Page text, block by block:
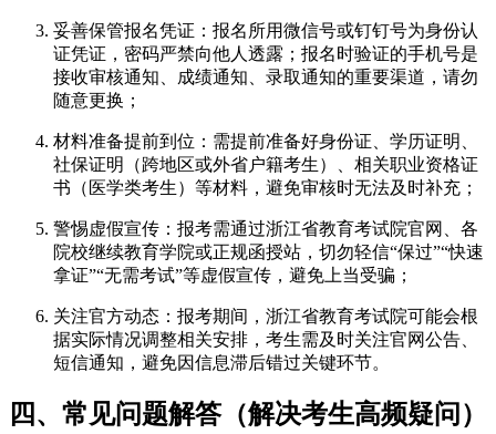
妥善保管报名凭证：报名所用微信号或钉钉号为身份认
证凭证，密码严禁向他人透露；报名时验证的手机号是
接收审核通知、成绩通知、录取通知的重要渠道，请勿
随意更换；
材料准备提前到位：需提前准备好身份证、学历证明、
社保证明（跨地区或外省户籍考生）、相关职业资格证
书（医学类考生）等材料，避免审核时无法及时补充；
警惕虚假宣传：报考需通过浙江省教育考试院官网、各
院校继续教育学院或正规函授站，切勿轻信“保过”“快速
拿证”“无需考试”等虚假宣传，避免上当受骗；
关注官方动态：报考期间，浙江省教育考试院可能会根
据实际情况调整相关安排，考生需及时关注官网公告、
短信通知，避免因信息滞后错过关键环节。
四、常见问题解答（解决考生高频疑问）